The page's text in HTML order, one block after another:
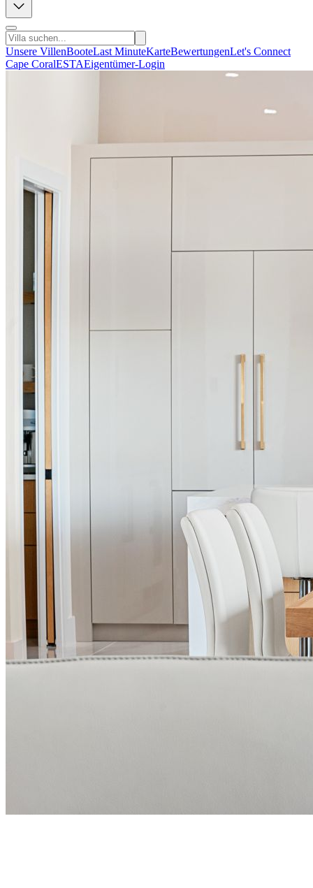
Unsere VillenBooteLast MinuteKarteBewertungenLet's Connect
Cape CoralESTAEigentümer-Login